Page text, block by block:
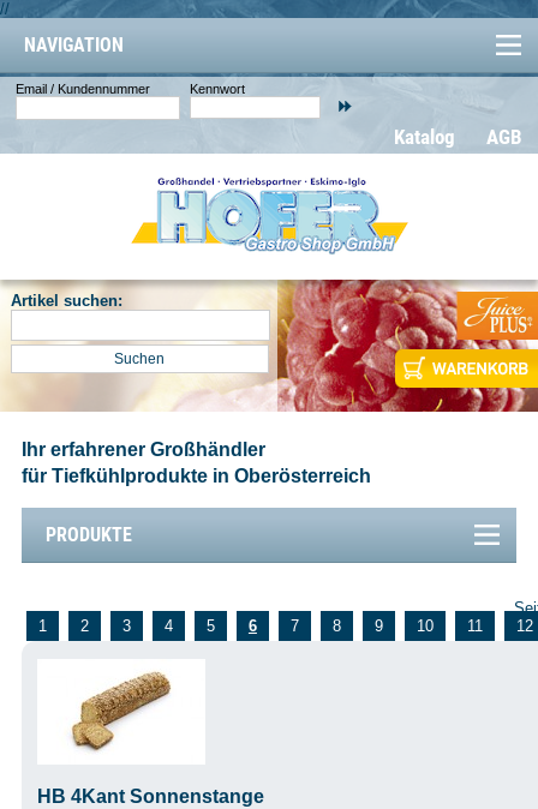
//
NAVIGATION
Email / Kundennummer Kennwort
AGB
Katalog
Artikel suchen:
Ihr erfahrener Großhändler
für Tiefkühlprodukte in Oberösterreich
PRODUKTE
1
2 3 4 5 6 7 8 9 10 11 12
HB 4Kant Sonnenstange